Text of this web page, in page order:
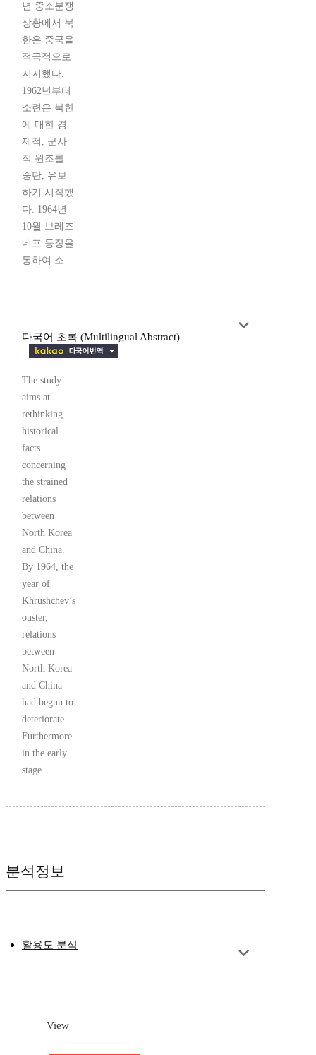
년 중소분쟁
상황에서 북
한은 중국을
적극적으로
지지했다.
1962년부터
소련은 북한
에 대한 경
제적, 군사
적 원조를
중단, 유보
하기 시작했
다. 1964년
10월 브레즈
네프 등장을
통하여 소...
다국어 초록 (Multilingual Abstract)
The study
aims at
rethinking
historical
facts
concerning
the strained
relations
between
North Korea
and China.
By 1964, the
year of
Khrushchev’s
ouster,
relations
between
North Korea
and China
had begun to
deteriorate.
Furthermore
in the early
stage...
분석정보
활용도 분석
View